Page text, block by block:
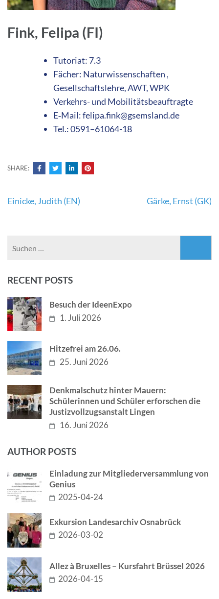
Fink, Felipa (FI)
Tutoriat: 7.3
Fächer: Naturwissenschaften ,
Gesellschaftslehre, AWT, WPK
Verkehrs- und Mobilitätsbeauftragte
E‑Mail: felipa.fink@gsemsland.de
Tel.: 0591–61064-18
SHARE:
Beitragsnavigation
Einicke, Judith (EN) Gärke, Ernst (GK)
RECENT POSTS
Besuch der IdeenExpo
1. Juli 2026
Hitzefrei am 26.06.
25. Juni 2026
Denkmalschutz hinter Mauern:
Schülerinnen und Schüler erforschen die
Justizvollzugsanstalt Lingen
16. Juni 2026
AUTHOR POSTS
Einladung zur Mitgliederversammlung von
Genius
2025-04-24
Exkursion Landesarchiv Osnabrück
2026-03-02
Allez à Bruxelles – Kursfahrt Brüssel 2026
2026-04-15